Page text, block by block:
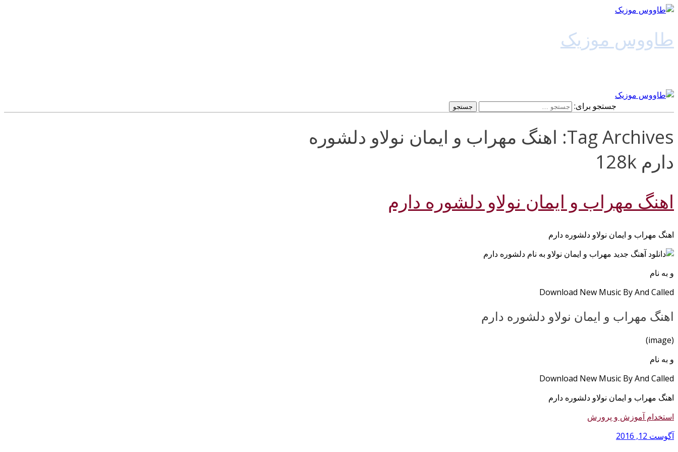
طاووس موزیک
جستجو برای:
Tag Archives: اهنگ مهراب و ایمان نولاو دلشوره
دارم 128k
اهنگ مهراب و ایمان نولاو دلشوره دارم
اهنگ مهراب و ایمان نولاو دلشوره دارم
و به نام
Download New Music By And Called
اهنگ مهراب و ایمان نولاو دلشوره دارم
(image)
و به نام
Download New Music By And Called
اهنگ مهراب و ایمان نولاو دلشوره دارم
استخدام آموزش و پرورش
آگوست 12, 2016